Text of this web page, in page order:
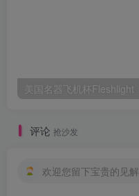
评论 抢沙发
欢迎您留下宝贵的见解